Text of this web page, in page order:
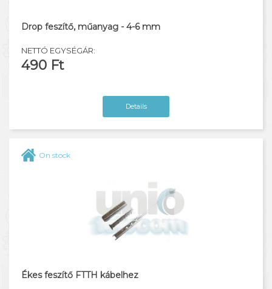
Drop feszítő, műanyag - 4-6 mm
NETTÓ EGYSÉGÁR:
490 Ft
Details
On stock
Ékes feszítő FTTH kábelhez